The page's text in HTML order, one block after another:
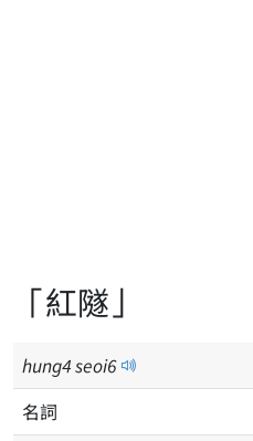
「紅隧」
hung4seoi6
名詞